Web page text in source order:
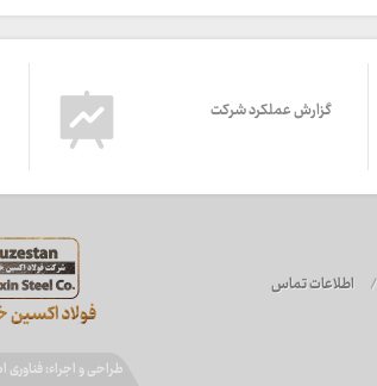
گزارش عملکرد شرکت
/ اطلاعات تماس
طراحی و اجراء: فناوری